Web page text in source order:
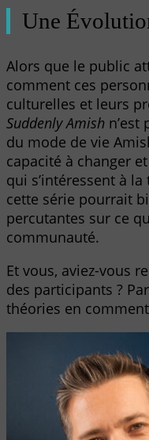
Une
Alors que le public
comment ces
culturelles et leurs
Suddenly Amish n’est
du mode de vie
capacité à changer
qui s’intéressent à
cette série pourrait
percutantes sur ce
communauté.
Et vous, aviez-vous
des participants ?
théories en